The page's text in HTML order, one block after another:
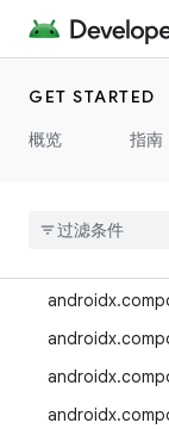
GET STARTED
概览
指南
androidx.car
androidx.car.app
androidx.
androidx.
androidx.
androidx.
androidx.